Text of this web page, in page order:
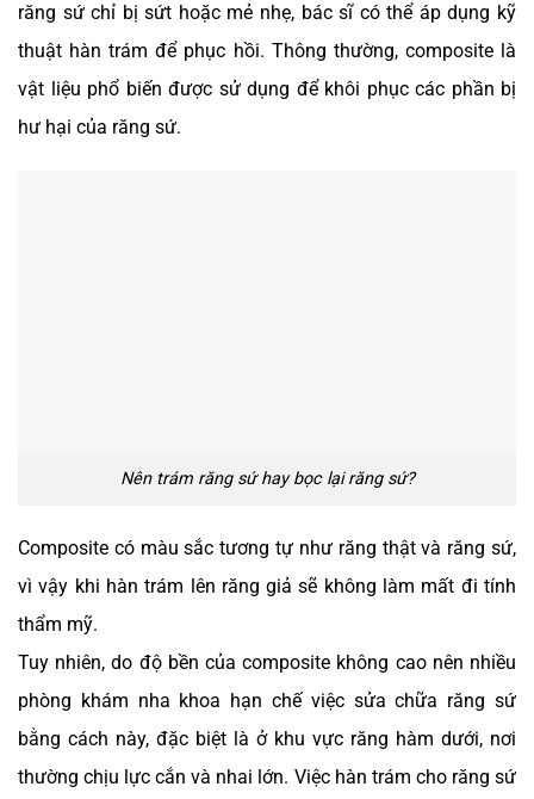
răng sứ chỉ bị sứt hoặc mẻ nhẹ, bác sĩ có thể áp dụng kỹ
thuật hàn trám để phục hồi. Thông thường, composite là
vật liệu phổ biến được sử dụng để khôi phục các phần bị
hư hại của răng sứ.
Nên trám răng sứ hay bọc lại răng sứ?
Composite có màu sắc tương tự như răng thật và răng sứ,
vì vậy khi hàn trám lên răng giả sẽ không làm mất đi tính
thẩm mỹ.
Tuy nhiên, do độ bền của composite không cao nên nhiều
phòng khám nha khoa hạn chế việc sửa chữa răng sứ
bằng cách này, đặc biệt là ở khu vực răng hàm dưới, nơi
thường chịu lực cắn và nhai lớn. Việc hàn trám cho răng sứ